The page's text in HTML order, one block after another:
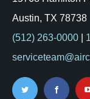
Austin, TX 78738
(512) 263-0000|